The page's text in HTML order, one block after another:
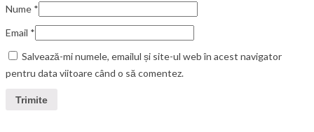
Nume *
Email *
Salvează-mi numele, emailul și site-ul web în acest navigator
pentru data viitoare când o să comentez.